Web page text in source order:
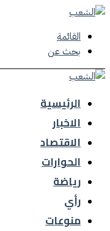
القائمة
بحث عن
الرئيسية
الاخبار
الاقتصاد
الحوارات
رياضة
رأي
منوعات